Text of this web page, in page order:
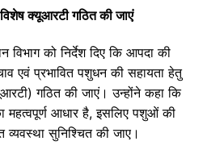
क्यूआरटी गठित की जाएं
को निर्देश दिए कि आपदा की
एवं प्रभावित पशुधन की सहायता हेतु
गठित की जाएं। उन्होंने कहा कि
महत्वपूर्ण आधार है, इसलिए पशुओं की
व्यवस्था सुनिश्चित की जाए।